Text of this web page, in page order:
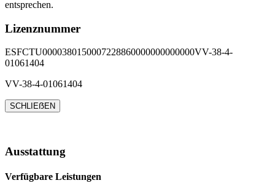
entsprechen.
Lizenznummer
ESFCTU0000380150007228860000000000000VV-38-4-
01061404
VV-38-4-01061404
SCHLIEẞEN
Ausstattung
Verfügbare Leistungen